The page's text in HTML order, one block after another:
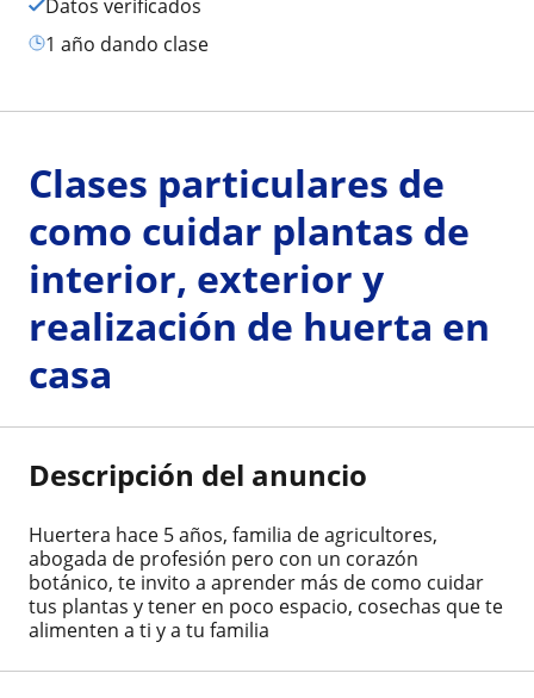
Datos verificados
1 año dando clase
Clases particulares de
como cuidar plantas de
interior, exterior y
realización de huerta en
casa
Descripción del anuncio
Huertera hace 5 años, familia de agricultores,
abogada de profesión pero con un corazón
botánico, te invito a aprender más de como cuidar
tus plantas y tener en poco espacio, cosechas que te
alimenten a ti y a tu familia